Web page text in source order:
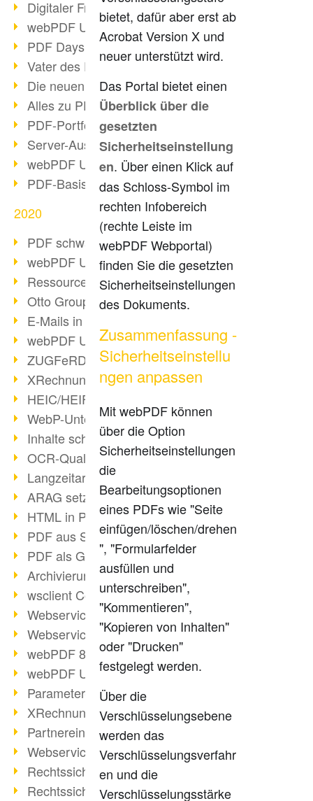
Digitaler Freigabeprozess
webPDF Update 8.0.0.2255
PDF Days Europe 2021
Vater des PDF gestorben
Die neuen PDF Standards 2020
Alles zu PDF/A-4
PDF-Portfolio erstellen
Server-Auslastung Status-Seite
webPDF Update 8.0.0.2229
PDF-Basisdatenpflege mit webPDF
2020
PDF schwärzen & bereinigen
webPDF Update 8.0.0.2193
Ressourcen für Entwickler
Otto Group Recruiting
E-Mails in PDF
webPDF Update 8.0.0.2176
ZUGFeRD im Überblick
XRechnung Überblick
HEIC/HEIF-Unterstützung
WebP-Unterstützung
Inhalte schwärzen
OCR-Qualität verbessert
Langzeitarchivierung PDF
ARAG setzt auf webPDF
HTML in PDF umwandeln
PDF aus SAP
PDF als Grafik exportieren
Archivierung & Migration
wsclient Converter
Webservice Toolbox (3)
Webservice PDF/A
webPDF 8 Neuerungen (Teil 2)
webPDF Update 8.0.0.2058
Parameter-Umstellung
XRechnung bei deutschen Behörden
Partnereinsatz unserer Software
Webservice Beispiel: XMP-Metadaten
Rechtssichere Mail-Archivierung (2)
Rechtssichere Mail-Archivierung (1)
bietet, dafür aber erst ab
Acrobat Version X und
neuer unterstützt wird.
Das Portal bietet einen
Überblick über die
gesetzten
Sicherheitseinstellung
en. Über einen Klick auf
das Schloss-Symbol im
rechten Infobereich
(rechte Leiste im
webPDF Webportal)
finden Sie die gesetzten
Sicherheitseinstellungen
des Dokuments.
Zusammenfassung -
Sicherheitseinstellu
ngen anpassen
Mit webPDF können
über die Option
Sicherheitseinstellungen
die
Bearbeitungsoptionen
eines PDFs wie "Seite
einfügen/löschen/drehen
", "Formularfelder
ausfüllen und
unterschreiben",
"Kommentieren",
"Kopieren von Inhalten"
oder "Drucken"
festgelegt werden.
Über die
Verschlüsselungsebene
werden das
Verschlüsselungsverfahr
en und die
Verschlüsselungsstärke